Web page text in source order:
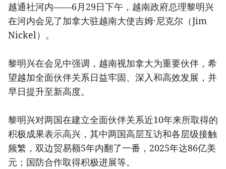
越通社河内——6月29日下午，越南政府总理黎明兴
在河内会见了加拿大驻越南大使吉姆·尼克尔（Jim
Nickel）。
黎明兴在会见中强调，越南视加拿大为重要伙伴，希
望越加全面伙伴关系日益牢固、深入和高效发展，并
早日提升至新高度。
黎明兴对两国在建立全面伙伴关系近10年来所取得的
积极成果表示高兴，其中两国高层互访和各层级接触
频繁，双边贸易额5年内翻了一番，2025年达86亿美
元；国防合作取得积极进展等。